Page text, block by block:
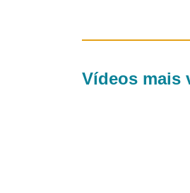
Vídeos mais